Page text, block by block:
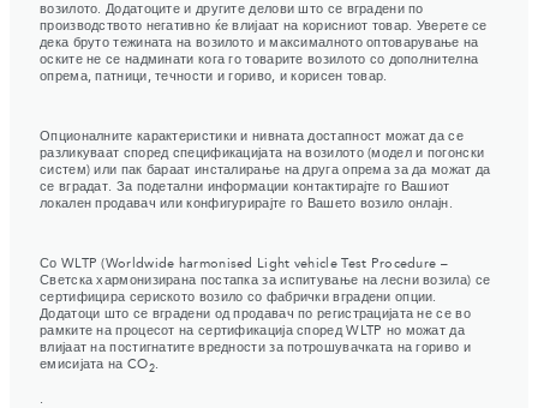
возилото. Додатоците и другите делови што се вградени по
производството негативно ќе влијаат на корисниот товар. Уверете се
дека бруто тежината на возилото и максималното оптоварување на
оските не се надминати кога го товарите возилото со дополнителна
опрема, патници, течности и гориво, и корисен товар.
Опционалните карактеристики и нивната достапност можат да се
разликуваат според спецификацијата на возилото (модел и погонски
систем) или пак бараат инсталирање на друга опрема за да можат да
се вградат. За подетални информации контактирајте го Вашиот
локален продавач или конфигурирајте го Вашето возило онлајн.
Со WLTP (Worldwide harmonised Light vehicle Test Procedure –
Светска хармонизирана постапка за испитување на лесни возила) се
сертифицира сериското возило со фабрички вградени опции.
Додатоци што се вградени од продавач по регистрацијата не се во
рамките на процесот на сертификација според WLTP но можат да
влијаат на постигнатите вредности за потрошувачката на гориво и
емисијата на CO2.
.